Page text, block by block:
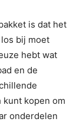
is dat het
bij moet
hebt wat
en de
kopen om
onderdelen